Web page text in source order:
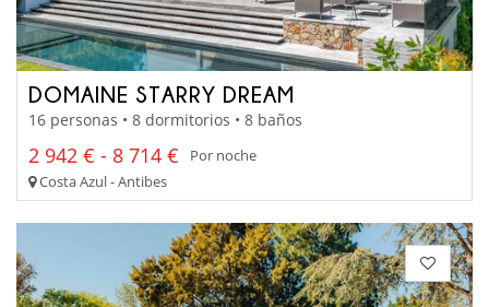
DOMAINE STARRY DREAM
16 personas • 8 dormitorios • 8 baños
2 942 € - 8 714 €
Por noche
Costa Azul - Antibes